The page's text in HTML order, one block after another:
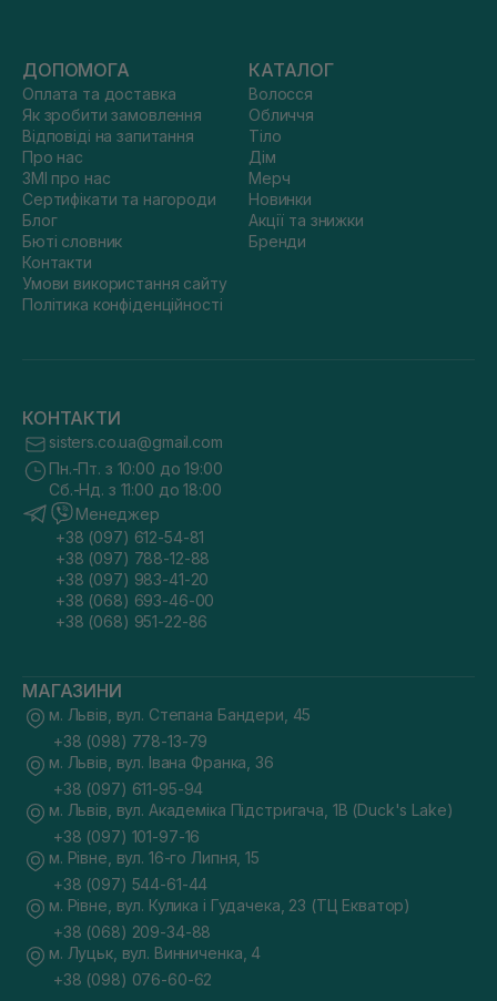
ДОПОМОГА
Оплата та доставка
Як зробити замовлення
Відповіді на запитання
Про нас
ЗМІ про нас
Сертифікати та нагороди
Блог
Бюті словник
Контакти
Умови використання сайту
Політика конфіденційності
КАТАЛОГ
Волосся
Обличчя
Тіло
Дім
Мерч
Новинки
Акції та знижки
Бренди
КОНТАКТИ
sisters.co.ua@gmail.com
Пн.-Пт. з 10:00 до 19:00
Сб.-Нд. з 11:00 до 18:00
Менеджер
+38 (097) 612-54-81
+38 (097) 788-12-88
+38 (097) 983-41-20
+38 (068) 693-46-00
+38 (068) 951-22-86
МАГАЗИНИ
м. Львів, вул. Степана Бандери, 45
+38 (098) 778-13-79
м. Львів, вул. Івана Франка, 36
+38 (097) 611-95-94
м. Львів, вул. Академіка Підстригача, 1В (Duck's Lake)
+38 (097) 101-97-16
м. Рівне, вул. 16-го Липня, 15
+38 (097) 544-61-44
м. Рівне, вул. Кулика і Гудачека, 23 (ТЦ Екватор)
+38 (068) 209-34-88
м. Луцьк, вул. Винниченка, 4
+38 (098) 076-60-62